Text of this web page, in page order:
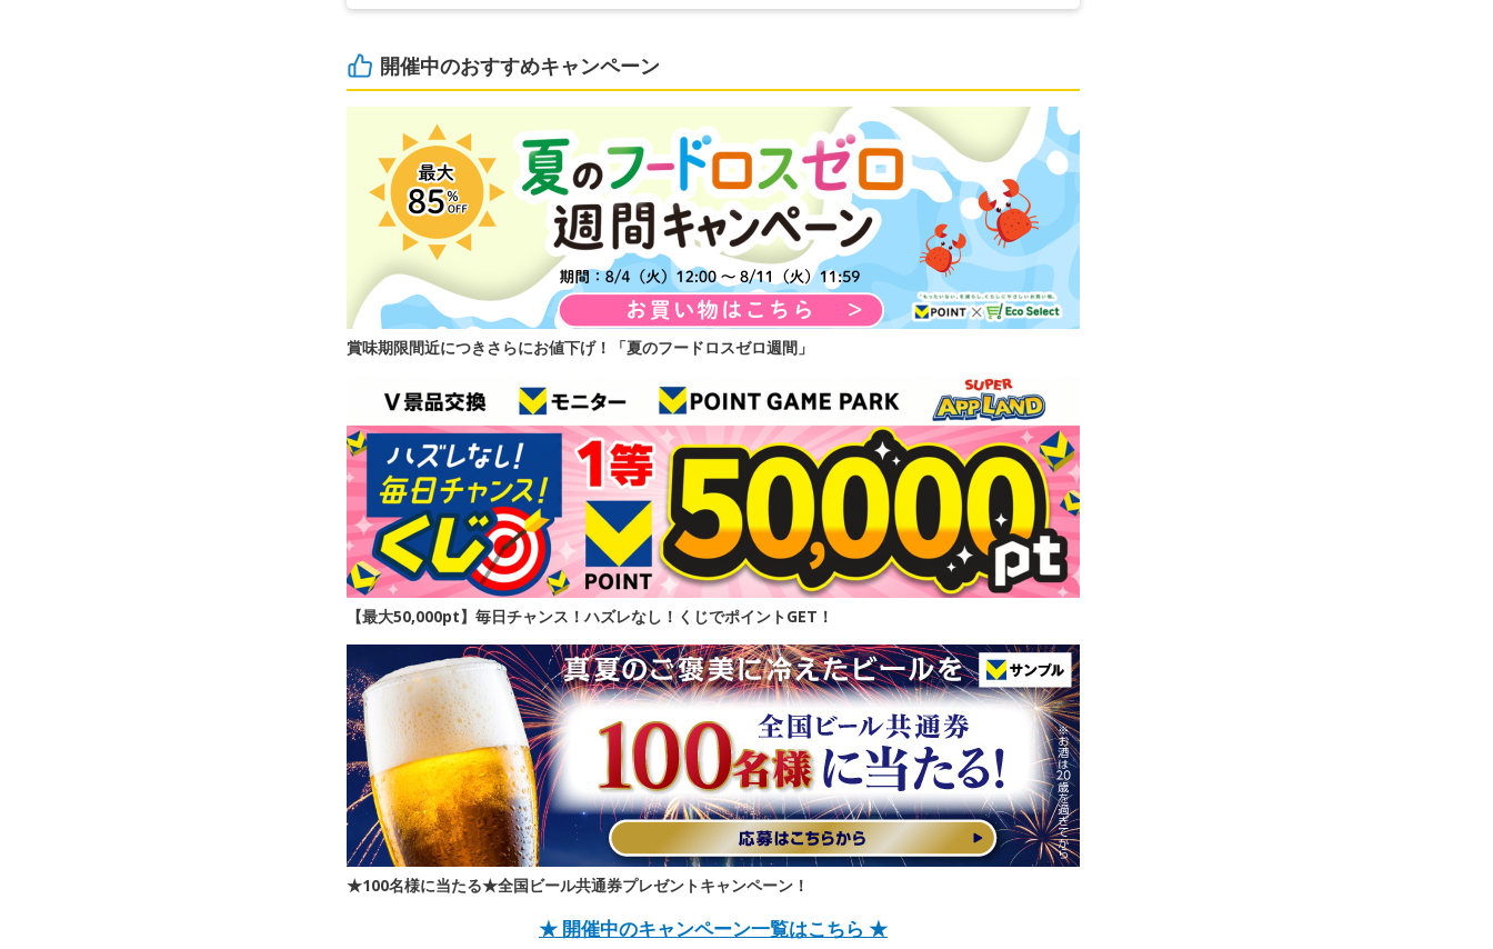
開催中のおすすめキャンペーン
賞味期限間近につきさらにお値下げ！「夏のフードロスゼロ週間」
【最大50,000pt】毎日チャンス！ハズレなし！くじでポイントGET！
★100名様に当たる★全国ビール共通券プレゼントキャンペーン！
★ 開催中のキャンペーン一覧はこちら ★